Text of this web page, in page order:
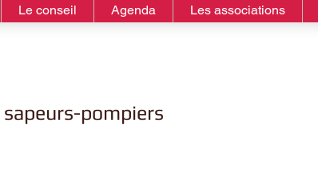
Le conseil Agenda Les associations
pompiers